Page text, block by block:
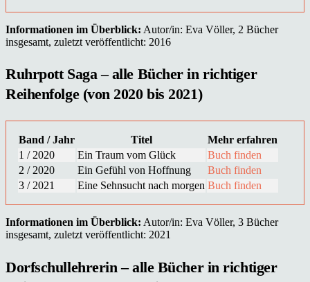
Informationen im Überblick: Autor/in: Eva Völler, 2 Bücher
insgesamt, zuletzt veröffentlicht: 2016
Ruhrpott Saga – alle Bücher in richtiger
Reihenfolge (von 2020 bis 2021)
Band / Jahr Titel
Mehr erfahren
1 / 2020
Ein Traum vom Glück
Buch finden
2 / 2020
Ein Gefühl von Hoffnung
Buch finden
3 / 2021
Eine Sehnsucht nach morgen Buch finden
Informationen im Überblick: Autor/in: Eva Völler, 3 Bücher
insgesamt, zuletzt veröffentlicht: 2021
Dorfschullehrerin – alle Bücher in richtiger